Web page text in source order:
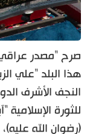
صرح "مصدر
هذا البلد "علي
النجف الأشرف
للثورة
(رضوان الله